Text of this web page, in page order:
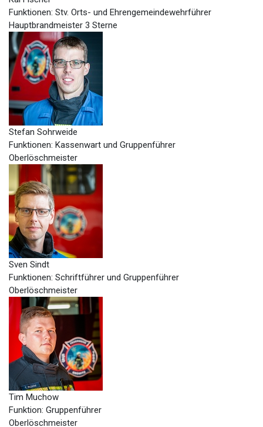
Funktionen: Stv. Orts- und Ehrengemeindewehrführer
Hauptbrandmeister 3 Sterne
Stefan Sohrweide
Funktionen: Kassenwart und Gruppenführer
Oberlöschmeister
Sven Sindt
Funktionen: Schriftführer und Gruppenführer
Oberlöschmeister
Tim Muchow
Funktion: Gruppenführer
Oberlöschmeister